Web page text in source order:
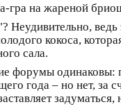
гра на жареной
кокоса,
сала.
форумы
года – но нет, за